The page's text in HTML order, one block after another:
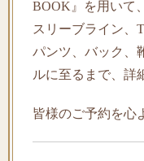
BOOK』を用いて
スリーブライン、
パンツ、バック、
ルに至るまで、詳
皆様のご予約を心